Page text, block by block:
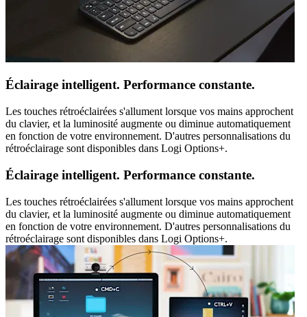
Éclairage intelligent. Performance constante.
Les touches rétroéclairées s'allument lorsque vos mains approchent
du clavier, et la luminosité augmente ou diminue automatiquement
en fonction de votre environnement. D'autres personnalisations du
rétroéclairage sont disponibles dans Logi Options+.
Éclairage intelligent. Performance constante.
Les touches rétroéclairées s'allument lorsque vos mains approchent
du clavier, et la luminosité augmente ou diminue automatiquement
en fonction de votre environnement. D'autres personnalisations du
rétroéclairage sont disponibles dans Logi Options+.